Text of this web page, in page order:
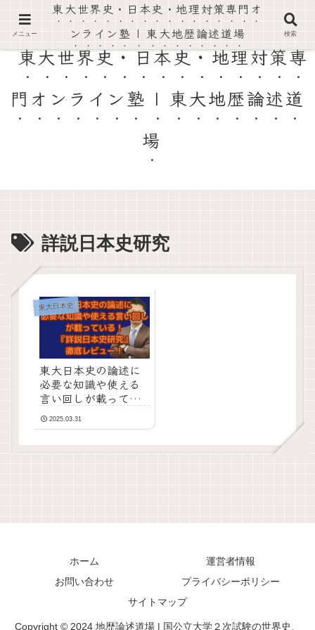
東大世界史・日本史・地理の過去問を徹底解説。論述対策と高得点がとれる勉強法を伝授。
東大世界史・日本史・地理対策専
門オンライン塾 | 東大地歴論述道
場
詳説日本史研究
東大日本史
東大日本史の論述に
必要な知識や使える
言い回しが載ってい
る！『詳説日本史研
究』徹底レビュー！
2025.03.31
ホーム
運営者情報
お問い合わせ
プライバシーポリシー
サイトマップ
Copyright © 2024 地歴論述道場 | 国公立大学２次試験の世界史、
メニュー
東大世界史・日本史・地理対策専門オ
ンライン塾 | 東大地歴論述道場
検索